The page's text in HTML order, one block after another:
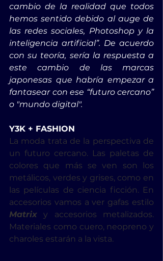
cambio de la realidad que todos
hemos sentido debido al auge de
las redes sociales, Photoshop y la
inteligencia artificial”. De acuerdo
con su teoría, sería la respuesta a
este cambio de las marcas
japonesas que habría empezar a
fantasear con ese “futuro cercano”
o "mundo digital".
Y3K + FASHION
La moda trata de la perspectiva de
un futuro cercano. Las paletas de
colores que más se ven son los
metálicos, verdes y grises, como en
las películas de ciencia ficción. En
accesorios vamos a ver gafas estilo
Matrix y accesorios metalizados.
Materiales como cuero, neopreno y
charoles estarán a la vista.